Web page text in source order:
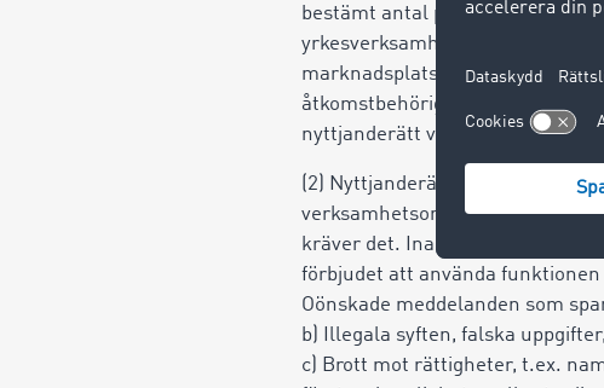
bestämt antal personliga
yrkesverksamhet på den plats
marknadsplatsen och är inte
åtkomstbehörigheten via
nyttjanderätt vid samma
(2) Nyttjanderätten gäller
verksamhetsområdet.
kräver det. Inaktuella eller
förbjudet att använda
Oönskade meddelanden som
b) Illegala syften, falska
c) Brott mot rättigheter, t.ex.